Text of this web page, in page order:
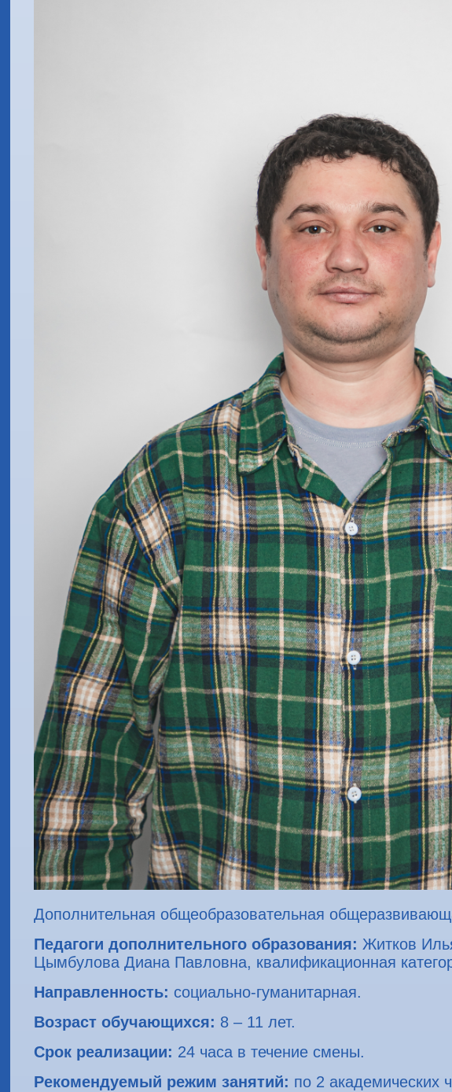
Дополнительная общеобразовательная
Педагоги дополнительного образования: Житков
Цымбулова Диана Павловна, квалификационная
Направленность: социально-гуманитарная.
Возраст обучающихся: 8 – 11 лет.
Срок реализации: 24 часа в течение смены.
Рекомендуемый режим занятий: по 2 академических